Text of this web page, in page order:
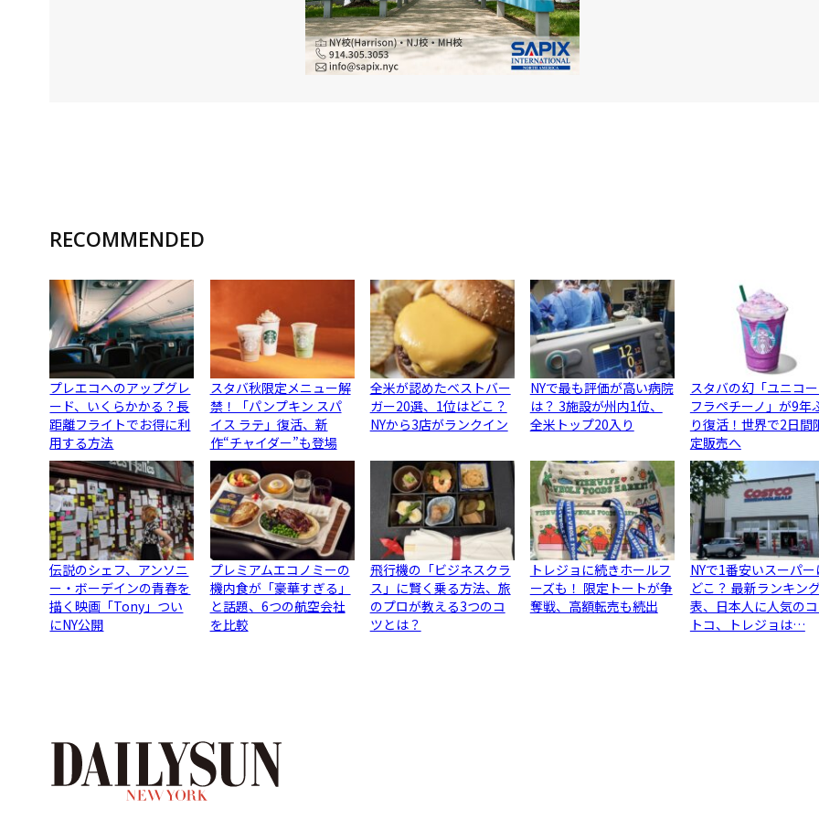
RECOMMENDED
プレエコへのアップグレ
ード、いくらかかる？長
距離フライトでお得に利
用する方法
スタバ秋限定メニュー解
禁！「パンプキン スパ
イス ラテ」復活、新
作“チャイダー”も登場
全米が認めたベストバー
ガー20選、1位はどこ？
NYから3店がランクイン
NYで最も評価が高い病院
は？ 3施設が州内1位、
全米トップ20入り
スタバの幻「ユニコ
フラペチーノ」が9年
り復活！世界で2日間
定販売へ
伝説のシェフ、アンソニ
ー・ボーデインの青春を
描く映画「Tony」つい
にNY公開
プレミアムエコノミーの
機内食が「豪華すぎる」
と話題、6つの航空会社
を比較
飛行機の「ビジネスクラ
ス」に賢く乗る方法、旅
のプロが教える3つのコ
ツとは？
トレジョに続きホールフ
ーズも！ 限定トートが争
奪戦、高額転売も続出
NYで1番安いスーパー
どこ？ 最新ランキン
表、日本人に人気の
トコ、トレジョは…